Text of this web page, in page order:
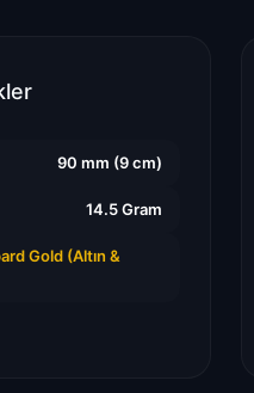
90 mm (9 cm)
14.5 Gram
Gold (Altın &